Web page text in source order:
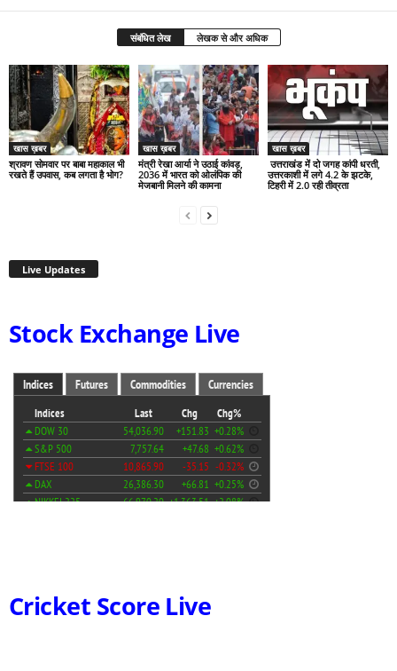
संबंधित लेख लेखक से और अधिक
खास ख़बर
श्रावण सोमवार पर बाबा महाकाल भी
रखते हैं उपवास, कब लगता है भोग?
खास ख़बर
मंत्री रेखा आर्या ने उठाई कांवड़,
2036 में भारत को ओलंपिक की
मेजबानी मिलने की कामना
खास ख़बर
उत्तराखंड में दो जगह कांपी धरती,
उत्तरकाशी में लगे 4.2 के झटके,
टिहरी में 2.0 रही तीव्रता
Live Updates
Stock Exchange Live
Cricket Score Live